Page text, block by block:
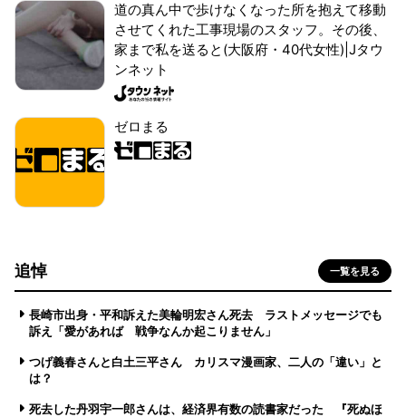
道の真ん中で歩けなくなった所を抱えて移動
させてくれた工事現場のスタッフ。その後、
家まで私を送ると(大阪府・40代女性)|Jタウ
ンネット
ゼロまる
追悼 一覧を見る
長崎市出身・平和訴えた美輪明宏さん死去 ラストメッセージでも
訴え「愛があれば 戦争なんか起こりません」
つげ義春さんと白土三平さん カリスマ漫画家、二人の「違い」と
は？
死去した丹羽宇一郎さんは、経済界有数の読書家だった 『死ぬほ